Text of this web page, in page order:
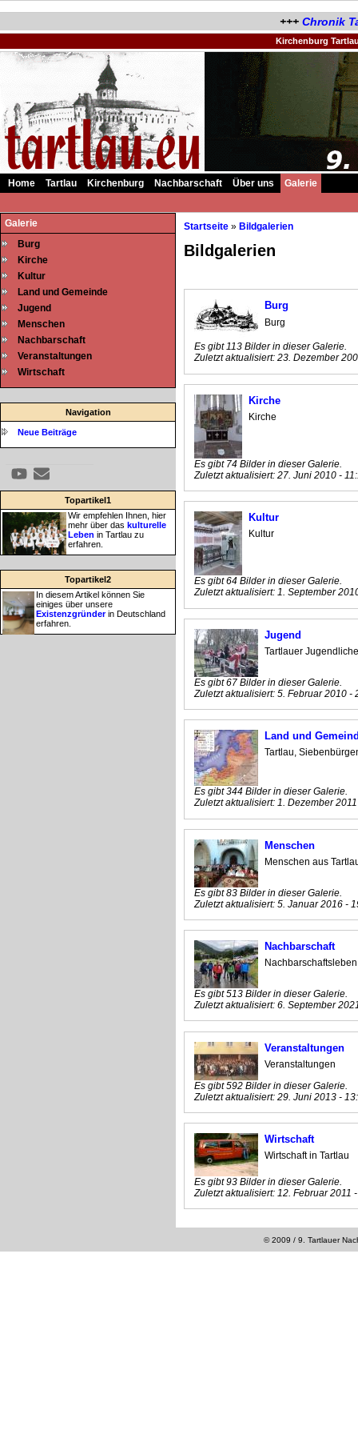
+++ Chronik
Kirchenburg
Home Tartlau Kirchenburg Nachbarschaft Über uns
Galerie
Galerie
Burg
Kirche
Kultur
Land und Gemeinde
Jugend
Menschen
Nachbarschaft
Veranstaltungen
Wirtschaft
Navigation
Neue Beiträge
Topartikel1
Wir empfehlen Ihnen, hier
mehr über das kulturelle
Leben in Tartlau zu
erfahren.
Topartikel2
In diesem Artikel können Sie
einiges über unsere
Existenzgründerin Deutschland
erfahren.
Startseite » Bildgalerien
Bildgalerien
Burg
Burg
Es gibt 113 Bilder in dieser Galerie.
Zuletzt aktualisiert:23. Dezember
Kirche
Kirche
Es gibt 74 Bilder in dieser Galerie.
Zuletzt aktualisiert:27. Juni 2010 -
Kultur
Kultur
Es gibt 64 Bilder in dieser Galerie.
Zuletzt aktualisiert:1. September
Jugend
Tartlauer
Es gibt 67 Bilder in dieser Galerie.
Zuletzt aktualisiert:5. Februar 2010 -
Land und
Tartlau,
Es gibt 344 Bilder in dieser Galerie.
Zuletzt aktualisiert:1. Dezember
Menschen
Menschen aus
Es gibt 83 Bilder in dieser Galerie.
Zuletzt aktualisiert:5. Januar 2016 -
Nachbarschaft
Nachbarschaftsleben
Es gibt 513 Bilder in dieser Galerie.
Zuletzt aktualisiert:6. September
Veranstaltungen
Veranstaltungen
Es gibt 592 Bilder in dieser Galerie.
Zuletzt aktualisiert:29. Juni 2013 -
Wirtschaft
Wirtschaft in Tartlau
Es gibt 93 Bilder in dieser Galerie.
Zuletzt aktualisiert:12. Februar 2011
© 2009 / 9. Tartlauer